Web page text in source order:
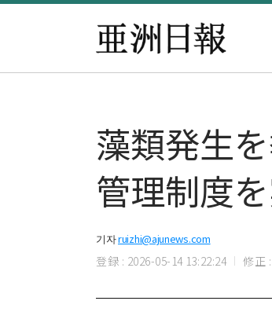
藻類発生
管理制度
기자ruizhi@ajunews.com
登録 : 2026-05-14 13:22:24 修正